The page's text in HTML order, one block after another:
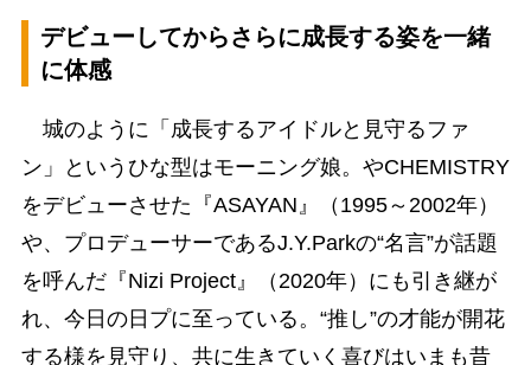
デビューしてからさらに成長する姿を一緒
に体感
城のように「成長するアイドルと見守るファ
ン」というひな型はモーニング娘。やCHEMISTRY
をデビューさせた『ASAYAN』（1995～2002年）
や、プロデューサーであるJ.Y.Parkの“名言”が話題
を呼んだ『Nizi Project』（2020年）にも引き継が
れ、今日の日プに至っている。“推し”の才能が開花
する様を見守り、共に生きていく喜びはいまも昔